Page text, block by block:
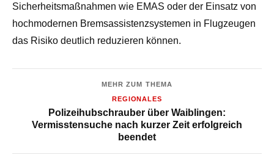
Sicherheitsmaßnahmen wie EMAS oder der Einsatz von
hochmodernen Bremsassistenzsystemen in Flugzeugen
das Risiko deutlich reduzieren können.
MEHR ZUM THEMA
REGIONALES
Polizeihubschrauber über Waiblingen:
Vermisstensuche nach kurzer Zeit erfolgreich
beendet